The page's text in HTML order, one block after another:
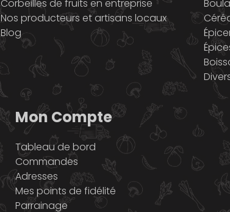
Corbeilles de fruits en entreprise
Nos producteurs et artisans locaux
Blog
Mon Compte
Tableau de bord
Commandes
Adresses
Mes points de fidélité
Parrainage